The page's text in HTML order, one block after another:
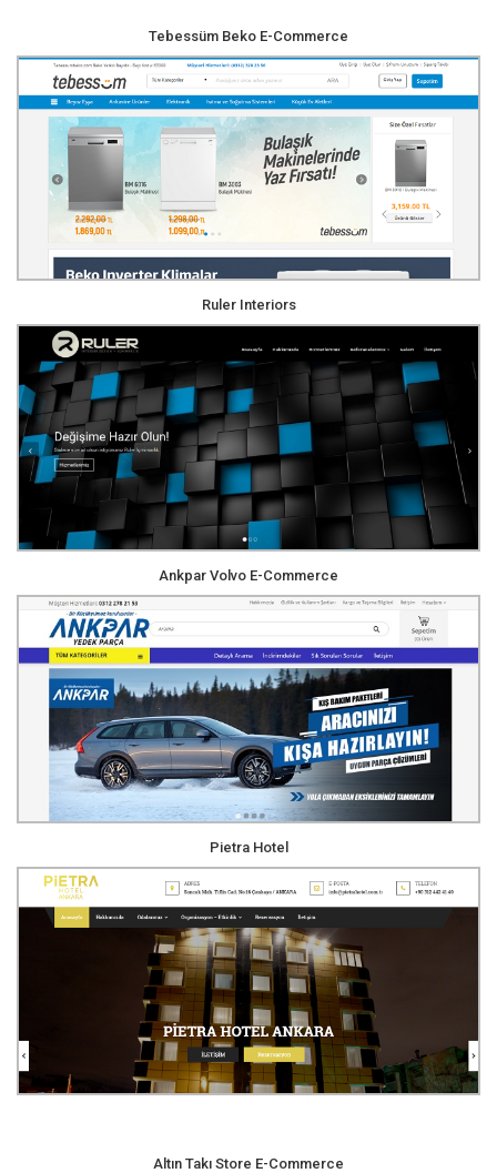
Tebessüm Beko E-Commerce
Ruler Interiors
Ankpar Volvo E-Commerce
Pietra Hotel
Altın Takı Store E-Commerce